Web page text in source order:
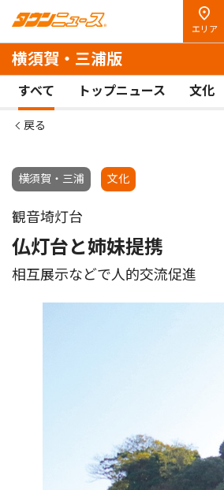
エリア
横須賀・三浦版
すべて トップニュース 文化
戻る
横須賀・三浦 文化
観音埼灯台
仏灯台と姉妹提携
相互展示などで人的交流促進